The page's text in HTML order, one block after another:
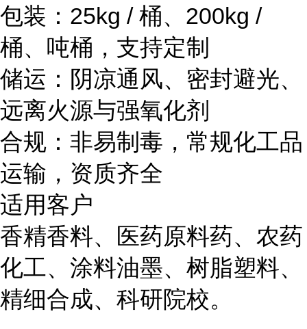
包装：25kg / 桶、200kg /
桶、吨桶，支持定制
储运：阴凉通风、密封避光、
远离火源与强氧化剂
合规：非易制毒，常规化工品
运输，资质齐全
适用客户
香精香料、医药原料药、农药
化工、涂料油墨、树脂塑料、
精细合成、科研院校。